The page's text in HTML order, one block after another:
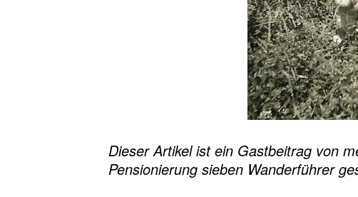
Dieser Artikel ist ein Gastbeitrag von
Pensionierung sieben Wanderführer